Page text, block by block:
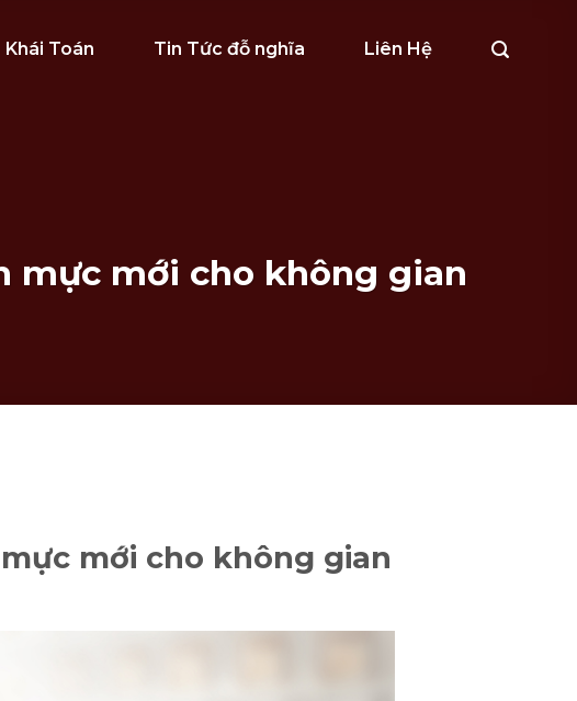
Khái Toán Tin Tức đỗ nghĩa Liên Hệ
mực mới cho không gian
mới cho không gian